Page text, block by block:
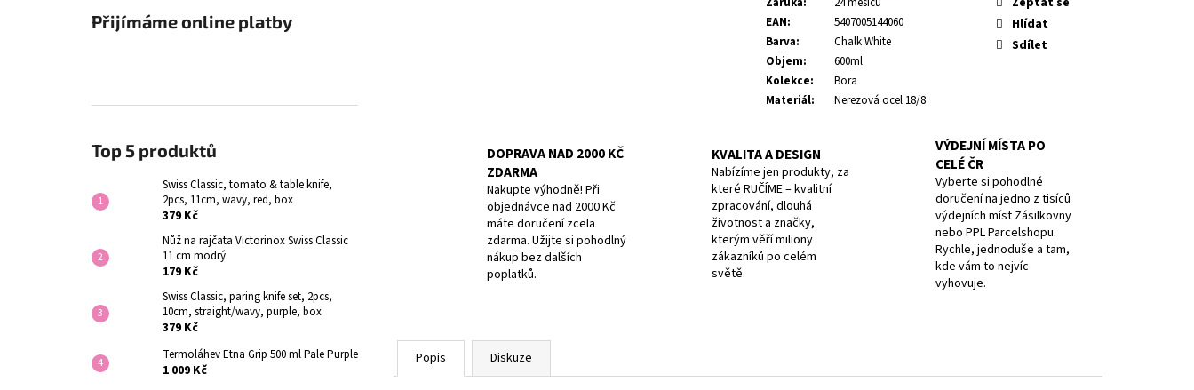
Přijímáme online platby
Top 5 produktů
Swiss Classic, tomato & table knife,
2pcs, 11cm, wavy, red, box
379 Kč
Nůž na rajčata Victorinox Swiss Classic
11 cm modrý
179 Kč
Swiss Classic, paring knife set, 2pcs,
10cm, straight/wavy, purple, box
379 Kč
Termoláhev Etna Grip 500 ml Pale Purple
1 009 Kč
EAN:
5407005144060
Barva:
Chalk White
Objem:
600ml
Kolekce:
Bora
Materiál: Nerezová ocel 18/8
Hlídat
Sdílet
DOPRAVA NAD 2000 KČ
ZDARMA
Nakupte výhodně! Při
objednávce nad 2000 Kč
máte doručení zcela
zdarma. Užijte si pohodlný
nákup bez dalších
poplatků.
KVALITA A DESIGN
Nabízíme jen produkty, za
které RUČÍME – kvalitní
zpracování, dlouhá
životnost a značky,
kterým věří miliony
zákazníků po celém
světě.
VÝDEJNÍ MÍSTA PO
CELÉ ČR
Vyberte si pohodlné
doručení na jedno z tisíců
výdejních míst Zásilkovny
nebo PPL Parcelshopu.
Rychle, jednoduše a tam,
kde vám to nejvíc
vyhovuje.
Popis Diskuze